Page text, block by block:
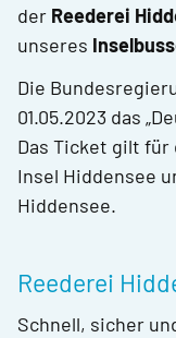
der Reederei
unseres
Die
01.05.2023 das
Das Ticket gilt für
Insel Hiddensee
Hiddensee.
Reederei
Schnell, sicher